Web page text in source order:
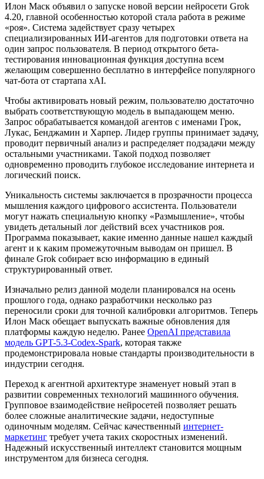
Илон Маск объявил о запуске новой версии нейросети Grok
4.20, главной особенностью которой стала работа в режиме
«роя». Система задействует сразу четырех
специализированных ИИ-агентов для подготовки ответа на
один запрос пользователя. В период открытого бета-
тестирования инновационная функция доступна всем
желающим совершенно бесплатно в интерфейсе популярного
чат-бота от стартапа xAI.
Чтобы активировать новый режим, пользователю достаточно
выбрать соответствующую модель в выпадающем меню.
Запрос обрабатывается командой агентов с именами Грок,
Лукас, Бенджамин и Харпер. Лидер группы принимает задачу,
проводит первичный анализ и распределяет подзадачи между
остальными участниками. Такой подход позволяет
одновременно проводить глубокое исследование интернета и
логический поиск.
Уникальность системы заключается в прозрачности процесса
мышления каждого цифрового ассистента. Пользователи
могут нажать специальную кнопку «Размышление», чтобы
увидеть детальный лог действий всех участников роя.
Программа показывает, какие именно данные нашел каждый
агент и к каким промежуточным выводам он пришел. В
финале Grok собирает всю информацию в единый
структурированный ответ.
Изначально релиз данной модели планировался на осень
прошлого года, однако разработчики несколько раз
переносили сроки для точной калибровки алгоритмов. Теперь
Илон Маск обещает выпускать важные обновления для
платформы каждую неделю. Ранее OpenAI представила
модель GPT-5.3-Codex-Spark, которая также
продемонстрировала новые стандарты производительности в
индустрии сегодня.
Переход к агентной архитектуре знаменует новый этап в
развитии современных технологий машинного обучения.
Групповое взаимодействие нейросетей позволяет решать
более сложные аналитические задачи, недоступные
одиночным моделям. Сейчас качественный интернет-
маркетинг требует учета таких скоростных изменений.
Надежный искусственный интеллект становится мощным
инструментом для бизнеса сегодня.